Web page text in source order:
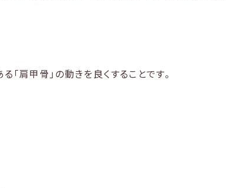
肩甲骨」の動きを良くすることです。